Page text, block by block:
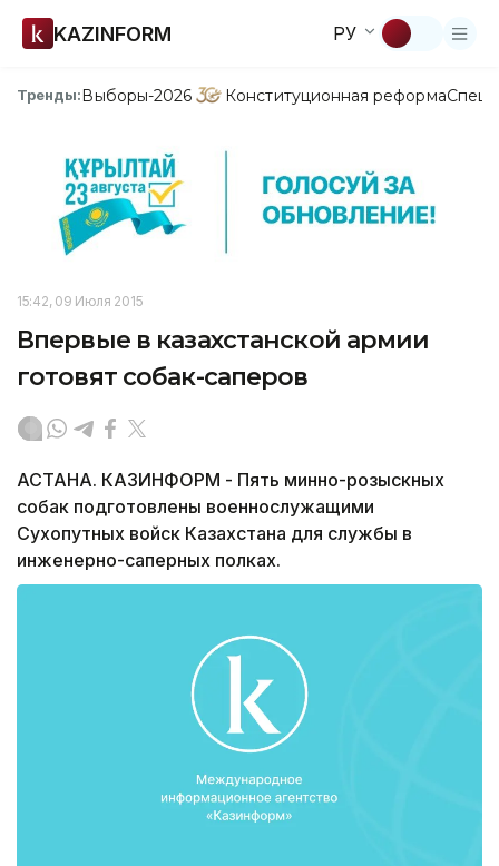
KAZINFORM РУ
Тренды:Выборы-2026 Конституционная реформа
15:42, 09 Июля 2015
Впервые в казахстанской армии
готовят собак-саперов
АСТАНА. КАЗИНФОРМ - Пять минно-розыскных
собак подготовлены военнослужащими
Сухопутных войск Казахстана для службы в
инженерно-саперных полках.